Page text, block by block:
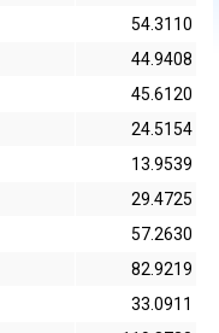
54.3110
44.9408
45.6120
24.5154
13.9539
29.4725
57.2630
82.9219
33.0911